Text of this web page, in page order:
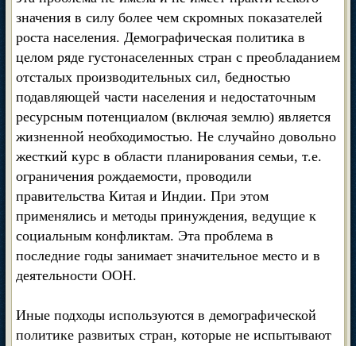
значения в силу более чем скромных показателей
роста населения. Демографическая политика в
целом ряде густонаселенных стран с преобладанием
отсталых производительных сил, бедностью
подавляющей части населения и недостаточным
ресурсным потенциалом (включая землю) является
жизненной необходимостью. Не случайно довольно
жесткий курс в области планирования семьи, т.е.
ограничения рождаемости, проводили
правительства Китая и Индии. При этом
применялись и методы принуждения, ведущие к
социальным конфликтам. Эта проблема в
последние годы занимает значительное место и в
деятельности ООН.
Иные подходы используются в демографической
политике развитых стран, которые не испытывают